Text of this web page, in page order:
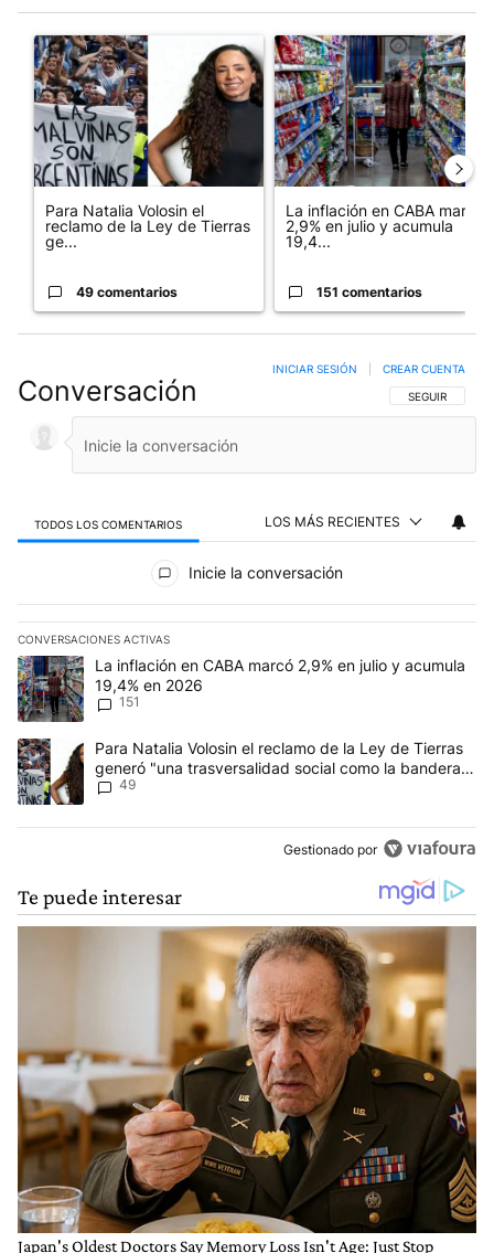
Este listado muestra los artículos con más comentarios en los
Un artículo de tendencia con el título "Para Natalia Volosin el
Para Natalia Volosin el
reclamo de la Ley de Tierras
ge...
49 comentarios
Un artículo de tendencia con
La inflación en CABA marcó
2,9% en julio y acumula
19,4...
151 comentarios
Conversación SIGA ESTA
SEGUIR
INICIAR SESIÓN CREAR CUENTA
TODOS LOS COMENTARIOS LOS MÁS RECIENTES
Todos los comentarios
Inicie la conversación
CONVERSACIONES ACTIVAS
Este listado muestra los artículos con más comentarios en los
Un artículo de tendencia con el título "La inflación en CABA
La inflación en CABA marcó 2,9% en julio y acumula
19,4% en 2026
151
Un artículo de tendencia con el título "Para Natalia Volosin el
Para Natalia Volosin el reclamo de la Ley de Tierras
generó "una trasversalidad social como la bandera
de Malvinas"
49
Gestionado por